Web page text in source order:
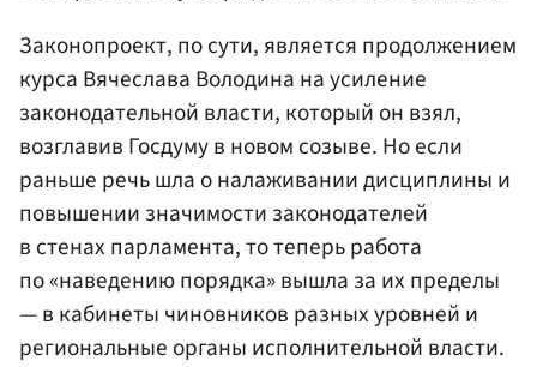
Законопроект, по сути, является продолжением
курса Вячеслава Володина на усиление
законодательной власти, который он взял,
возглавив Госдуму в новом созыве. Но если
раньше речь шла о налаживании дисциплины и
повышении значимости законодателей
в стенах парламента, то теперь работа
по «наведению порядка» вышла за их пределы
— в кабинеты чиновников разных уровней и
региональные органы исполнительной власти.